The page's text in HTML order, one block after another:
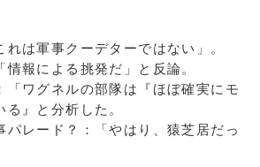
は軍事クーデターではない」。
報による挑発だ」と反論。
ワグネルの部隊は『ほぼ確実にモ
』と分析した。
レード？：「やはり、猿芝居だっ